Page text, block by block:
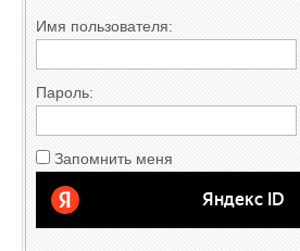
Имя пользователя:
Пароль:
Запомнить меня